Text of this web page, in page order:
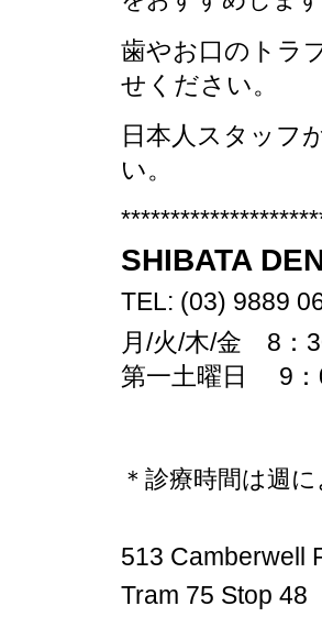
歯やお口のトラ
せください。
日本人スタッフ
い。
SHIBATA
TEL: (03) 9889
月/火/木/金 8
第一土曜日 9
＊診療時間は週
513 Camberwell
Tram 75 Stop 48